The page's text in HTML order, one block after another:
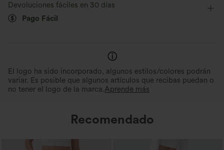
Devoluciones fáciles en 30 días
Pago Fácil
El logo ha sido incorporado, algunos estilos/colores podrán
variar. Es posible que algunos artículos que recibas puedan o
no tener el logo de la marca.Aprende más
Recomendado